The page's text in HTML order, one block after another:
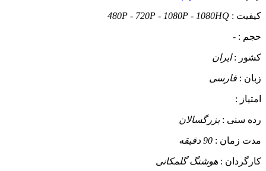
کیفیت : 480P - 720P - 1080P - 1080HQ
حجم : -
کشور :ایران
زبان : فارسی
امتیاز :
رده سنی :بزرگسالان
مدت زمان : 90 دقیقه
کارگردان : هوشنگ گلمکانی